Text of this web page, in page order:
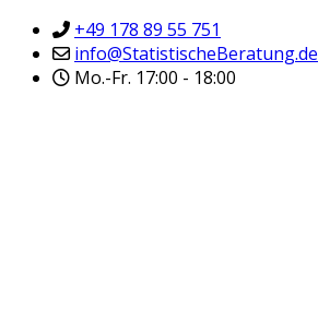
+49 178 89 55 751
info@StatistischeBeratung.de
Mo.-Fr. 17:00 - 18:00